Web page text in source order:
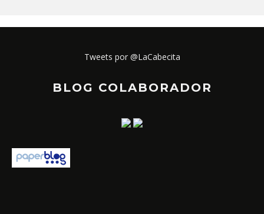
Tweets por @LaCabecita
BLOG COLABORADOR